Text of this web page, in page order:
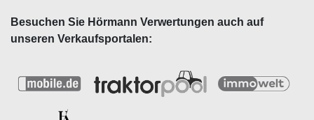
Besuchen Sie Hörmann Verwertungen auch auf
unseren Verkaufsportalen: